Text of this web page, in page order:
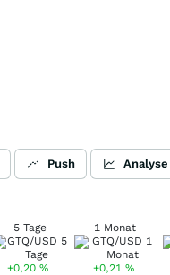
Push Analyse
5 Tage
+0,20%
1 Monat
+0,21 %